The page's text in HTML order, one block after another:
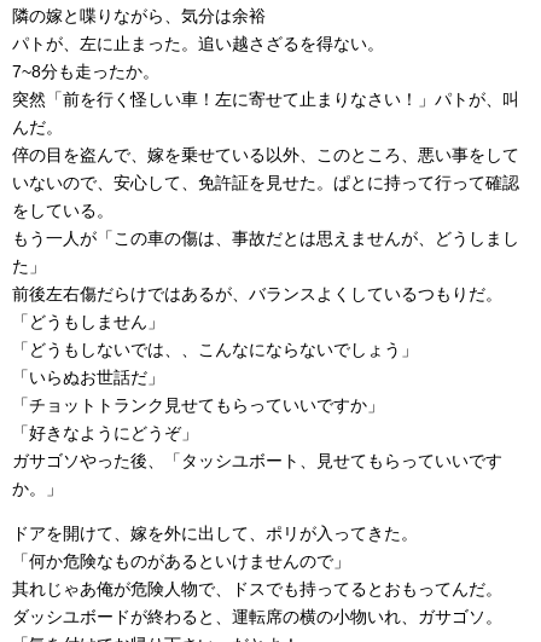
隣の嫁と喋りながら、気分は余裕
パトが、左に止まった。追い越さざるを得ない。
7~8分も走ったか。
突然「前を行く怪しい車！左に寄せて止まりなさい！」パトが、叫
んだ。
倅の目を盗んで、嫁を乗せている以外、このところ、悪い事をして
いないので、安心して、免許証を見せた。ぱとに持って行って確認
をしている。
もう一人が「この車の傷は、事故だとは思えませんが、どうしまし
た」
前後左右傷だらけではあるが、バランスよくしているつもりだ。
「どうもしません」
「どうもしないでは、、こんなにならないでしょう」
「いらぬお世話だ」
「チョットトランク見せてもらっていいですか」
「好きなようにどうぞ」
ガサゴソやった後、「タッシユボート、見せてもらっていいです
か。」
ドアを開けて、嫁を外に出して、ポリが入ってきた。
「何か危険なものがあるといけませんので」
其れじゃあ俺が危険人物で、ドスでも持ってるとおもってんだ。
ダッシユボードが終わると、運転席の横の小物いれ、ガサゴソ。